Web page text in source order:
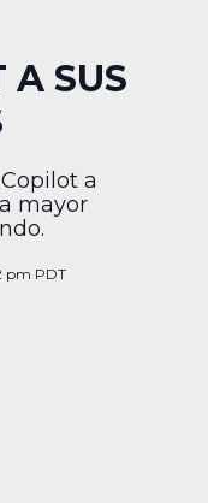
A SUS
a
mayor
pm PDT